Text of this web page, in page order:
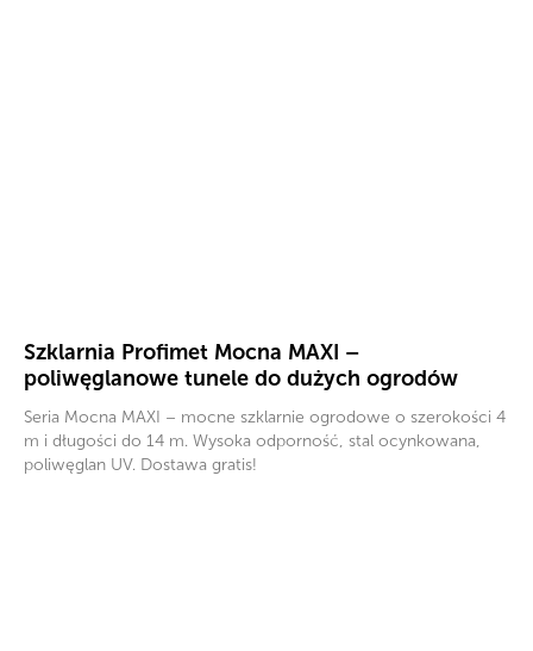
Szklarnia Profimet Mocna MAXI –
poliwęglanowe tunele do dużych ogrodów
Seria Mocna MAXI – mocne szklarnie ogrodowe o szerokości 4
m i długości do 14 m. Wysoka odporność, stal ocynkowana,
poliwęglan UV. Dostawa gratis!